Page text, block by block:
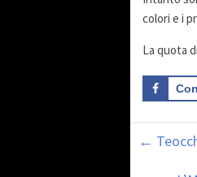
colori e i
La quota
←